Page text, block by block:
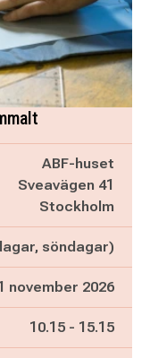
ABF-huset
Sveavägen 41
Stockholm
söndagar)
november 2026
Pågår mellan
10.15 - och
15.15